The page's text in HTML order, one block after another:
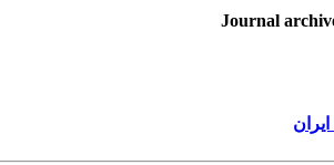
Journal